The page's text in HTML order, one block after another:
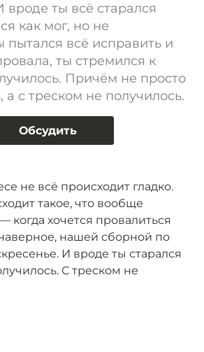
вроде ты всё старался
как мог, но не
пытался всё исправить и
ты стремился к
Причём не просто
а с треском не получилось.
Обсудить
не всё происходит гладко.
такое, что вообще
когда хочется провалиться
нашей сборной по
И вроде ты старался
С треском не